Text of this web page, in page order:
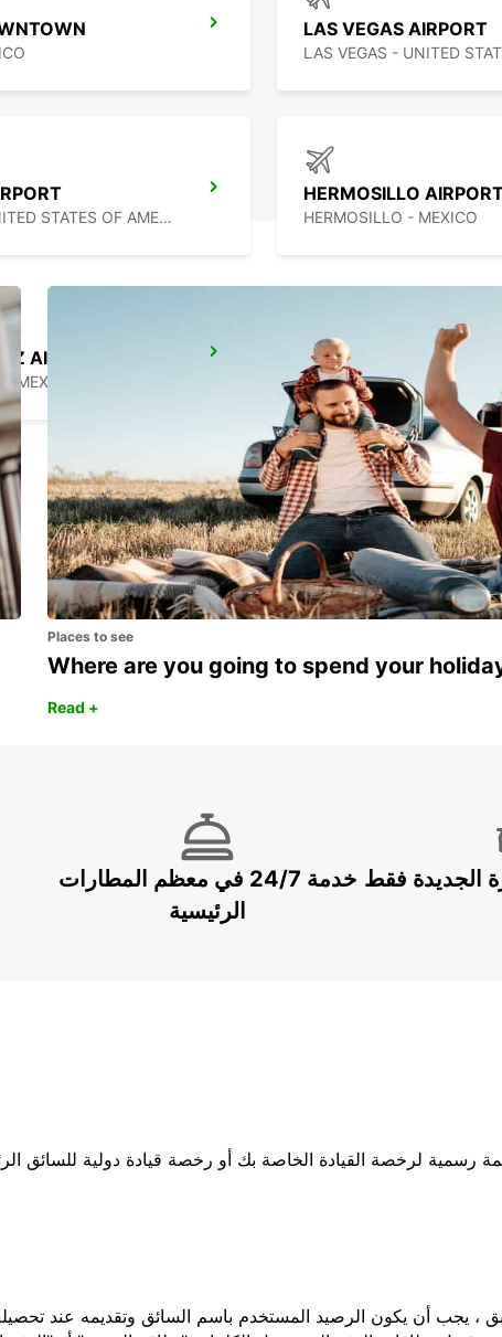
LAS VEGAS AIRPORT
SAN DIEGO - UNITED STATES OF AMERICA
HERMOSILLO
HERMOSILLO - MEXICO
AIRPORT
MEXICO
BURBANK AIRPORT
Places to see
Where are you going to spend your
Read +
خدمة 24/7 في معظم المطارات
الرئيسية
الجديدة فقط
رسمية لرخصة القيادة الخاصة بك أو رخصة قيادة دولية للسائق